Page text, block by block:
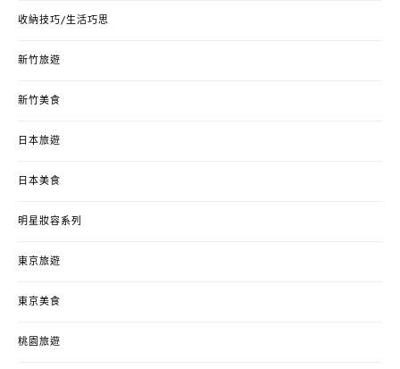
收納技巧/生活巧思
新竹旅遊
新竹美食
日本旅遊
日本美食
明星妝容系列
東京旅遊
東京美食
桃園旅遊